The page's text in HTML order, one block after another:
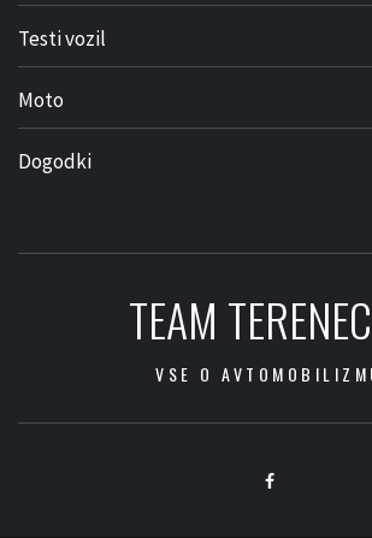
Testi vozil
Moto
Dogodki
TEAM
VSE O
Facebook